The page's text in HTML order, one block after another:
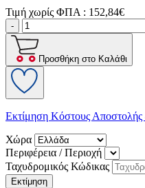
Τιμή χωρίς ΦΠΑ : 152,84€
-
Προσθήκη στο Καλάθι
Εκτίμηση Κόστους
Χώρα
Περιφέρεια / Περιοχή
Ταχυδρομικός Κώδικας
Εκτίμηση